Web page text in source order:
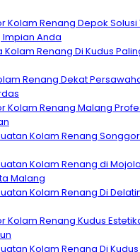
Kolam Renang Depok Solusi
Anda
Renang Di Kudus
Renang Dekat
Kolam Renang Malang
Kolam Renang
Kolam Renang di
Malang
Kolam Renang Di
Kolam Renang Kudus
Kolam Renang Di